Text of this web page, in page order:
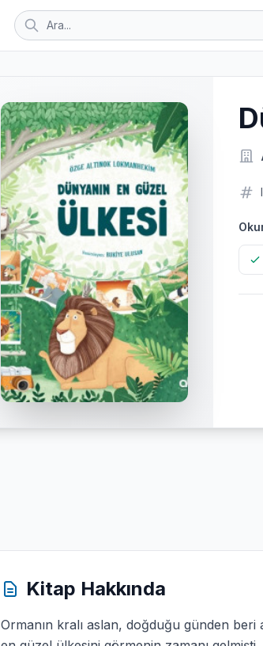
Kitap Hakkında
Ormanın kralı aslan, doğduğu günden